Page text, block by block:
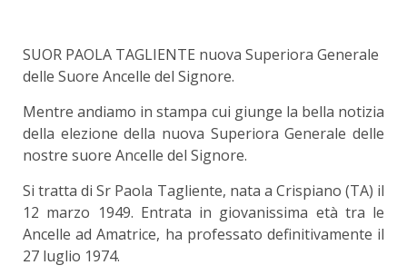
SUOR PAOLA TAGLIENTE nuova Superiora Generale
delle Suore Ancelle del Signore.
Mentre andiamo in stampa cui giunge la bella notizia
della elezione della nuova Superiora Generale delle
nostre suore Ancelle del Signore.
Si tratta di Sr Paola Tagliente, nata a Crispiano (TA) il
12 marzo 1949. Entrata in giovanissima età tra le
Ancelle ad Amatrice, ha professato definitivamente il
27 luglio 1974.